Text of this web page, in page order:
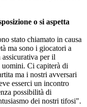
o si aspetta
stato chiamato in causa
ma sono i giocatori a
assicurativa per il
Ci capiterà di
ma i nostri avversari
esserci un incontro
possibilità di
dei nostri tifosi".